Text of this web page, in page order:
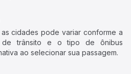
cidades pode variar conforme a
de trânsito e o tipo de ônibus
ao selecionar sua passagem.